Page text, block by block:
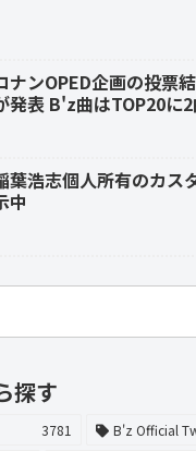
ナンOPED企画の投票
発表 B'z曲はTOP20に
葉浩志個人所有のカス
中
探す
3781 B'z Official